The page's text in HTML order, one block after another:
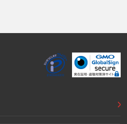
護に関する制度等の詳細は以下を